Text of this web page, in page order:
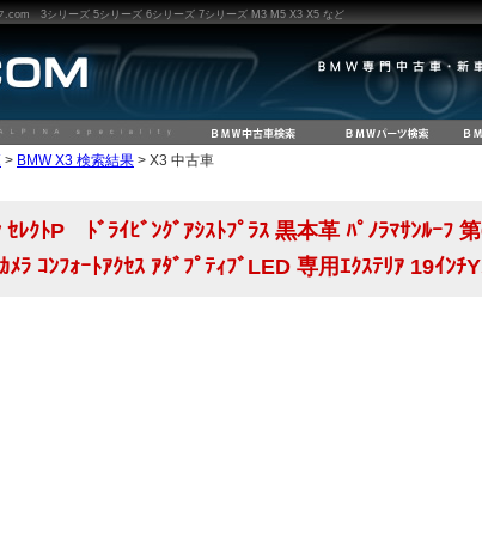
.com 3シリーズ 5シリーズ 6シリーズ 7シリーズ M3 M5 X3 X5 など
> BMW X3 検索結果 > X3 中古車
ﾚｸﾄP ﾄﾞﾗｲﾋﾞﾝｸﾞｱｼｽﾄﾌﾟﾗｽ 黒本革 ﾊﾟﾉﾗﾏｻﾝﾙｰﾌ
ﾗ ｺﾝﾌｫｰﾄｱｸｾｽ ｱﾀﾞﾌﾟﾃｨﾌﾞLED 専用ｴｸｽﾃﾘｱ 19ｲﾝ